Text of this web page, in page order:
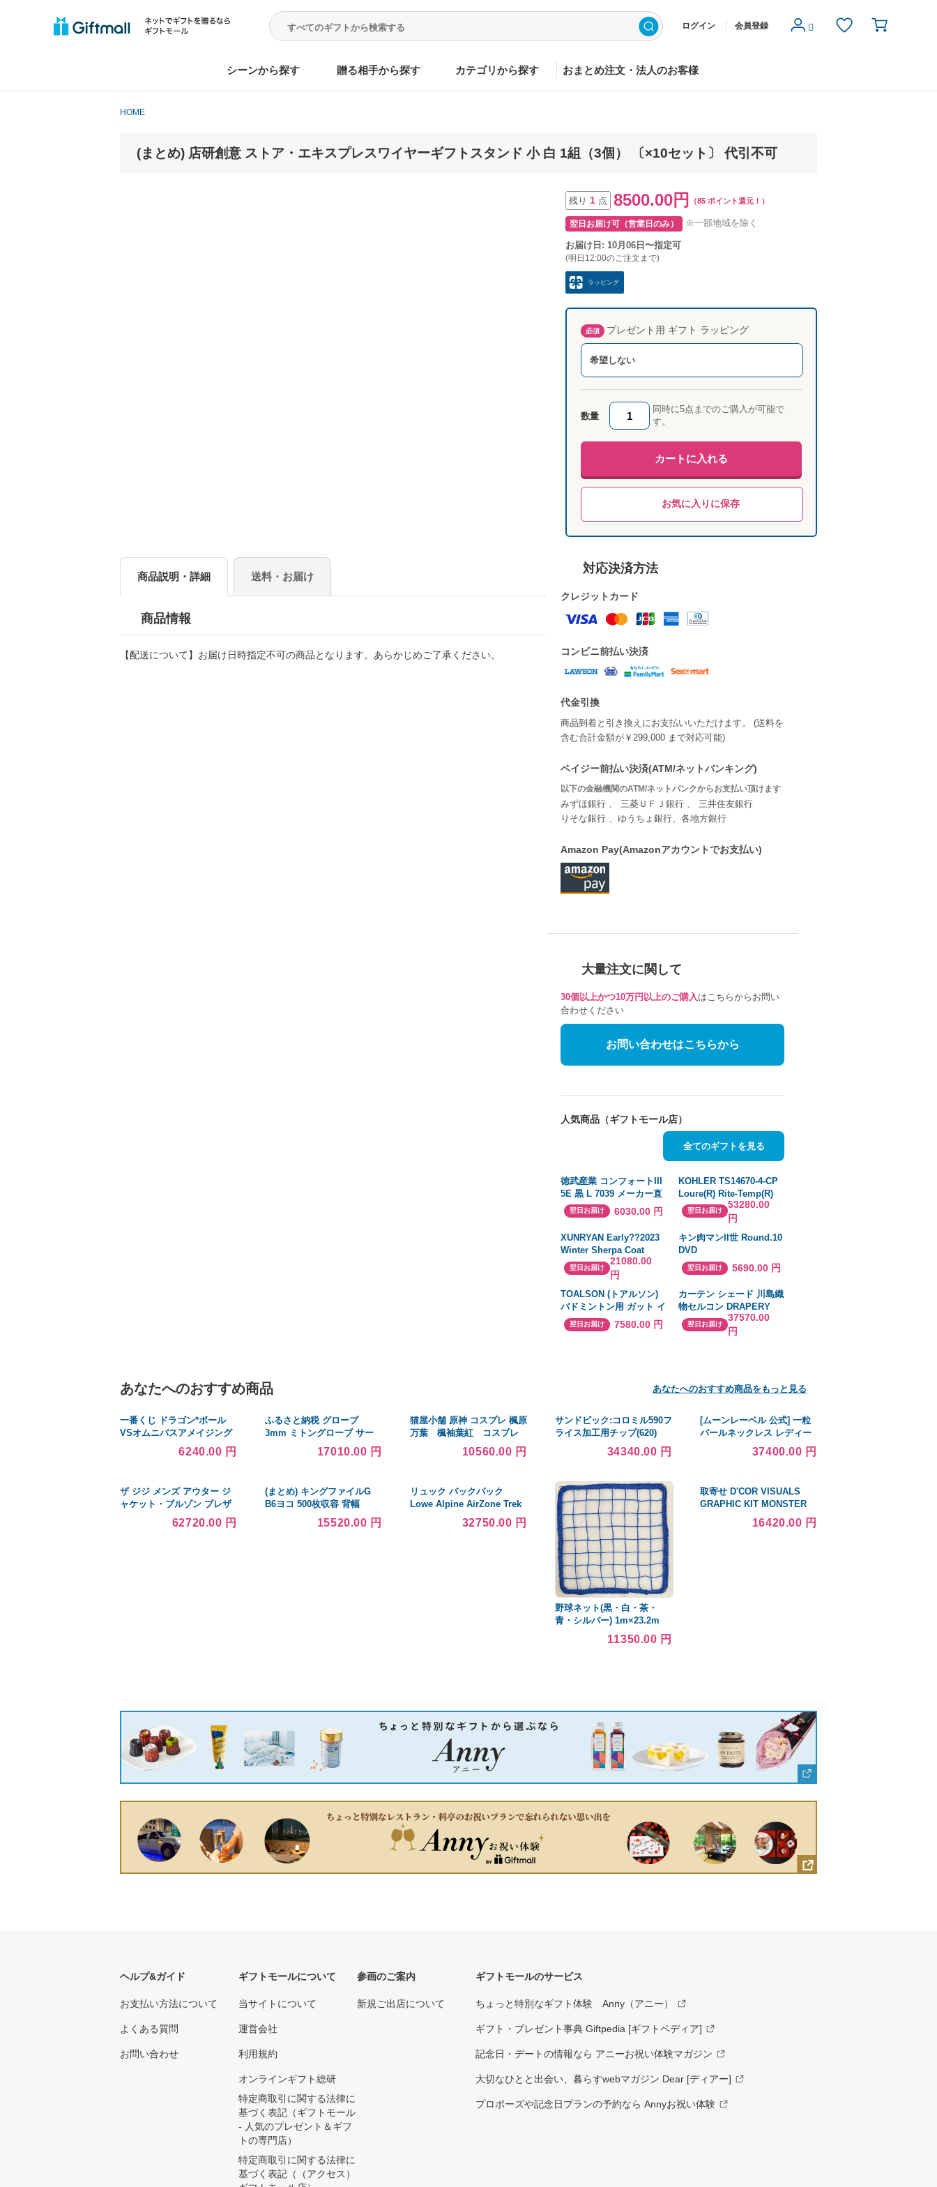
ログイン 会員登録
シーンから探す 贈る相手から探す カテゴリから探す おまとめ注文・法人のお客様
HOME
(まとめ) 店研創意 ストア・エキスプレスワイヤーギフトスタンド 小 白 1組（3個） 〔×10セット〕 代引不可
商品説明・詳細 送料・お届け
商品情報
【配送について】お届け日時指定不可の商品となります。あらかじめご了承ください。
残り 1 点 8500.00円 （85 ポイント還元！）
翌日お届け可（営業日のみ） ※一部地域を除く
お届け日: 10月06日〜指定可
(明日12:00のご注文まで)
ラッピング
必須 プレゼント用 ギフト ラッピング
希望しない
数量
同時に5点までのご購入が可能で
す。
カートに入れる
お気に入りに保存
対応決済方法
クレジットカード
コンビニ前払い決済
代金引換
商品到着と引き換えにお支払いいただけます。 (送料を
含む合計金額が￥299,000 まで対応可能)
ペイジー前払い決済(ATM/ネットバンキング)
以下の金融機関のATM/ネットバンクからお支払い頂けます
みずほ銀行 、 三菱ＵＦＪ銀行 、 三井住友銀行
りそな銀行 、ゆうちょ銀行、各地方銀行
Amazon Pay(Amazonアカウントでお支払い)
大量注文に関して
30個以上かつ10万円以上のご購入 はこちらからお問い
合わせください
お問い合わせはこちらから
人気商品（ギフトモール店）
全てのギフトを見る
徳武産業 コンフォートIII
5E 黒 L 7039 メーカー直
送翌日お届け 6030.00 円
KOHLER TS14670-4-CP
Loure(R) Rite-Temp(R)
シャワーバルブトリム レ
バーハンドルと2.5GPMシ
ャワーヘッド付き
翌日お届け
53280.00
円
XUNRYAN Early??2023
Winter Sherpa Coat
Women's Faux Fur
Jackets 並行輸入品
翌日お届け
21080.00
円
キン肉マンII世 Round.10
DVD
翌日お届け 5690.00 円
TOALSON (トアルソン)
バドミントン用 ガット イ
オン 65 ブラック 100mロ
ール 0.65mm 841651B
翌日お届け 7580.00 円
カーテン シェード 川島織
物セルコン DRAPERY
FT6200〜6201 ソフトウ
ェーブ縫製 約1.5倍ヒダ
翌日お届け
37570.00
円
あなたへのおすすめ商品 あなたへのおすすめ商品をもっと見る
一番くじ ドラゴン*ボール
VSオムニバスアメイジング
C賞 孫悟飯 MASTERLISE
6240.00 円
ふるさと納税 グローブ
3mm ミトングローブ サー
フグローブ サーフィン 手袋
ミトン 寒冷地 防寒 伸縮 メ
17010.00 円
猫屋小舗 原神 コスプレ 楓原
万葉 楓袖葉紅 コスプレ
衣装 カズハ 衣装※ウィ
ッグ 追加可
10560.00 円
サンドビック:コロミル590フ
ライス加工用チップ(620)
R590-1105H-ZC2-KL オレン
ジブック 6055214
34340.00 円
[ムーンレーベル 公式] 一粒
パールネックレス レディー
ス 7.5mm アコヤ 真珠 ペン
ダント K18 イエローゴール
37400.00 円
ザ ジジ メンズ アウター ジ
ャケット・ブルゾン ブレザ
62720.00 円
(まとめ) キングファイルG
B6ヨコ 500枚収容 背幅
66mm グレー 925N 1冊
〔×30セット〕
15520.00 円
リュック バックパック
Lowe Alpine AirZone Trek
バックパック 日帰りまたは
短期ハイキング FTE-90-FE-
32750.00 円
野球ネット(黒・白・茶・
青・シルバー) 1m×23.2m
11350.00 円
取寄せ D'COR VISUALS
GRAPHIC KIT MONSTER
ENERGY SLASH KX450 20-
20-137 #DRAG #43027204
16420.00 円
ヘルプ&ガイド
お支払い方法について
よくある質問
お問い合わせ
ギフトモールについて
当サイトについて
運営会社
利用規約
オンラインギフト総研
特定商取引に関する法律に
基づく表記（ギフトモール
- 人気のプレゼント＆ギフ
トの専門店）
特定商取引に関する法律に
基づく表記（（アクセス）
参画のご案内
新規ご出店について
ギフトモールのサービス
ちょっと特別なギフト体験 Anny（アニー）
ギフト・プレゼント事典 Giftpedia [ギフトペディア]
記念日・デートの情報なら アニーお祝い体験マガジン
大切なひとと出会い、暮らすwebマガジン Dear [ディアー]
プロポーズや記念日プランの予約なら Annyお祝い体験